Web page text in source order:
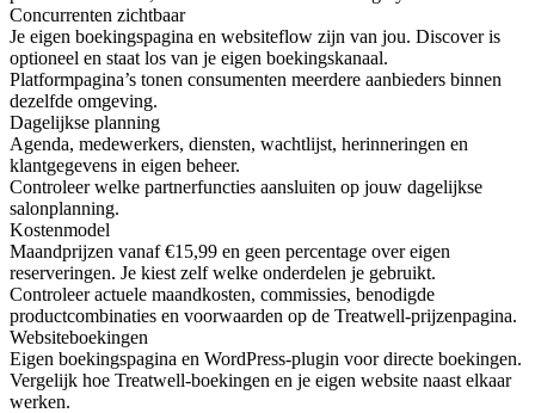
Concurrenten zichtbaar
Je eigen boekingspagina en websiteflow zijn van jou. Discover is
optioneel en staat los van je eigen boekingskanaal.
Platformpagina’s tonen consumenten meerdere aanbieders binnen
dezelfde omgeving.
Dagelijkse planning
Agenda, medewerkers, diensten, wachtlijst, herinneringen en
klantgegevens in eigen beheer.
Controleer welke partnerfuncties aansluiten op jouw dagelijkse
salonplanning.
Kostenmodel
Maandprijzen vanaf €15,99 en geen percentage over eigen
reserveringen. Je kiest zelf welke onderdelen je gebruikt.
Controleer actuele maandkosten, commissies, benodigde
productcombinaties en voorwaarden op de Treatwell-prijzenpagina.
Websiteboekingen
Eigen boekingspagina en WordPress-plugin voor directe boekingen.
Vergelijk hoe Treatwell-boekingen en je eigen website naast elkaar
werken.